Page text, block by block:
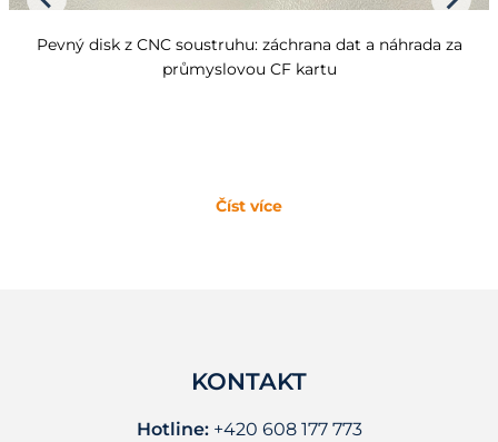
Pevný disk z CNC soustruhu: záchrana dat a náhrada za
průmyslovou CF kartu
Číst více
KONTAKT
Hotline:+420 608 177 773